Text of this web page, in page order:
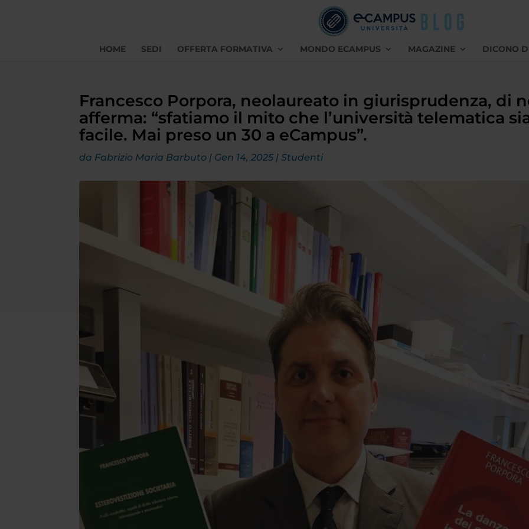
HOME SEDI OFFERTA FORMATIVA MONDO ECAMPUS MAGAZINE DICONO
Francesco Porpora, neolaureato in giurisprudenza, di
afferma: “sfatiamo il mito che l’università telematica
facile. Mai preso un 30 a eCampus”.
da Fabrizio Maria Barbuto | Gen 14, 2025 |Studenti